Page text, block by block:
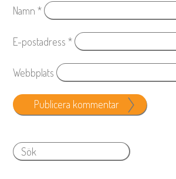
Namn*
E-postadress*
Webbplats